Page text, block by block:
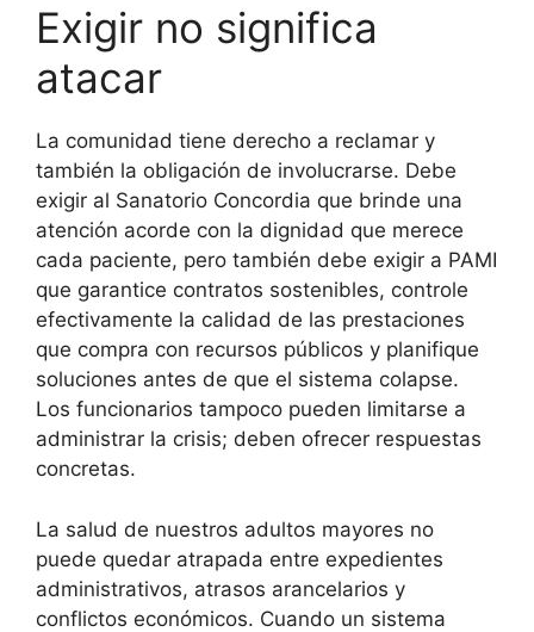
Exigir no significa
atacar
La comunidad tiene derecho a reclamar y
también la obligación de involucrarse. Debe
exigir al Sanatorio Concordia que brinde una
atención acorde con la dignidad que merece
cada paciente, pero también debe exigir a PAMI
que garantice contratos sostenibles, controle
efectivamente la calidad de las prestaciones
que compra con recursos públicos y planifique
soluciones antes de que el sistema colapse.
Los funcionarios tampoco pueden limitarse a
administrar la crisis; deben ofrecer respuestas
concretas.
La salud de nuestros adultos mayores no
puede quedar atrapada entre expedientes
administrativos, atrasos arancelarios y
conflictos económicos. Cuando un sistema